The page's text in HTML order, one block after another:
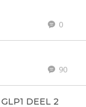
0
90
DEEL 2